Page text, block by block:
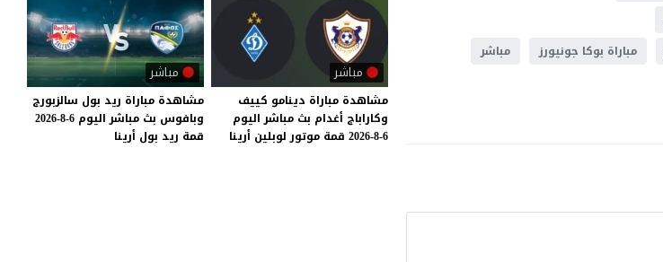
مباراة بوكا جونيورز
مباشر
مباشر
مشاهدة مباراة دينامو كييف
وكاراباج أغدام بث مباشر اليوم
6-8-2026
قمة موتور لوبلين أرينا
مباشر
مشاهدة مباراة ريد بول سالزبورج
وبافوس بث مباشر اليوم 6-8-2026
قمة ريد بول أرينا